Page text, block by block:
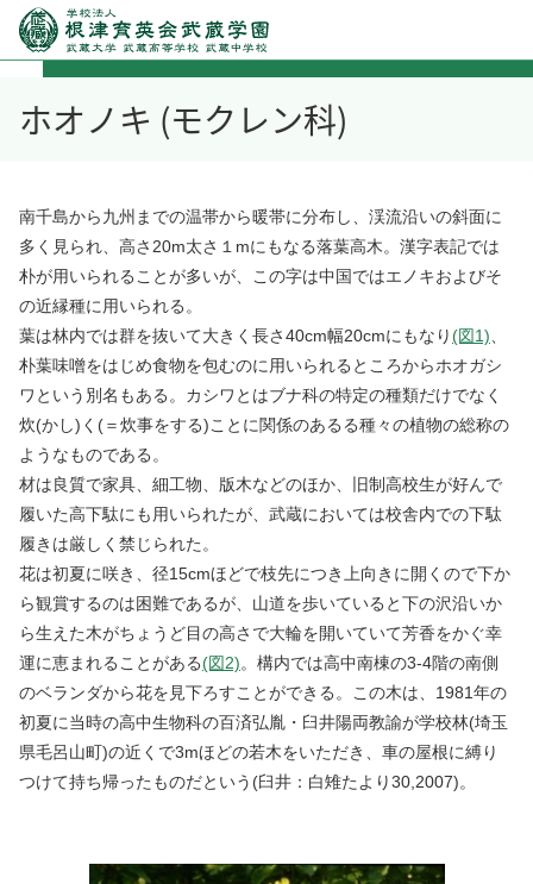
ホオノキ (モクレン科)
南千島から九州までの温帯から暖帯に分布し、渓流沿いの斜面に
多く見られ、高さ20m太さ１mにもなる落葉高木。漢字表記では
朴が用いられることが多いが、この字は中国ではエノキおよびそ
の近縁種に用いられる。
葉は林内では群を抜いて大きく長さ40cm幅20cmにもなり(図1)
朴葉味噌をはじめ食物を包むのに用いられるところからホオガシ
ワという別名もある。カシワとはブナ科の特定の種類だけでなく
炊(かし)く(＝炊事をする)ことに関係のあるる種々の植物の総称の
ようなものである。
材は良質で家具、細工物、版木などのほか、旧制高校生が好んで
履いた高下駄にも用いられたが、武蔵においては校舎内での下駄
履きは厳しく禁じられた。
花は初夏に咲き、径15cmほどで枝先につき上向きに開くので下か
ら観賞するのは困難であるが、山道を歩いていると下の沢沿いか
ら生えた木がちょうど目の高さで大輪を開いていて芳香をかぐ幸
運に恵まれることがある(図2)。構内では高中南棟の3-4階の南側
のベランダから花を見下ろすことができる。この木は、1981年の
初夏に当時の高中生物科の百済弘胤・臼井陽両教諭が学校林(埼玉
県毛呂山町)の近くで3mほどの若木をいただき、車の屋根に縛り
つけて持ち帰ったものだという(臼井：白雉たより30,2007)。